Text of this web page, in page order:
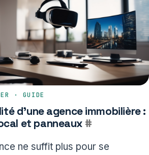
· GUIDE
d’une agence immobilière :
et panneaux #
ne suffit plus pour se